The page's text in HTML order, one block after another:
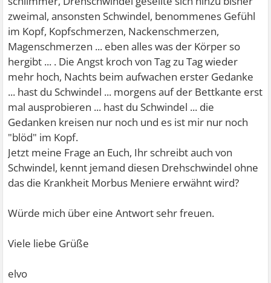
zweimal, ansonsten Schwindel, benommenes Gefühl
im Kopf, Kopfschmerzen, Nackenschmerzen,
Magenschmerzen ... eben alles was der Körper so
hergibt ... . Die Angst kroch von Tag zu Tag wieder
mehr hoch, Nachts beim aufwachen erster Gedanke
... hast du Schwindel ... morgens auf der Bettkante erst
mal ausprobieren ... hast du Schwindel ... die
Gedanken kreisen nur noch und es ist mir nur noch
"blöd" im Kopf.
Jetzt meine Frage an Euch, Ihr schreibt auch von
Schwindel, kennt jemand diesen Drehschwindel ohne
das die Krankheit Morbus Meniere erwähnt wird?
Würde mich über eine Antwort sehr freuen.
Viele liebe Grüße
elvo